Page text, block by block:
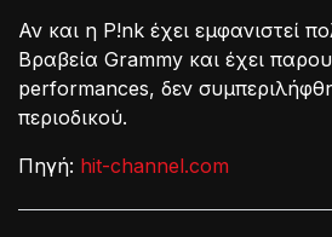
Αν και η P!nk έχει εμφανιστεί
Βραβεία Grammy και έχει
performances, δεν
περιοδικού.
Πηγή: hit-channel.com